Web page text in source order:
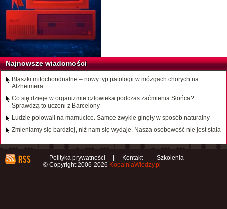
Najnowsze wiadomości
Blaszki mitochondrialne – nowy typ patologii w mózgach chorych na
Alzheimera
Co się dzieje w organizmie człowieka podczas zaćmienia Słońca?
Sprawdzą to uczeni z Barcelony
Ludzie polowali na mamucice. Samce zwykle ginęły w sposób naturalny
Zmieniamy się bardziej, niż nam się wydaje. Nasza osobowość nie jest stała
Polityka prywatności Kontakt
Szkolenia
© Copyright 2006-2026 KopalniaWiedzy.pl